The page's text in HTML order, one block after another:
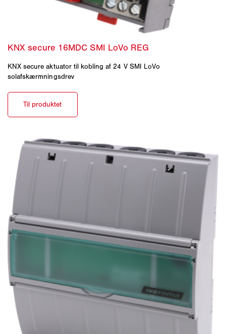
KNX secure aktuator til kobling af 24 V SMI LoVo
solafskærmningsdrev